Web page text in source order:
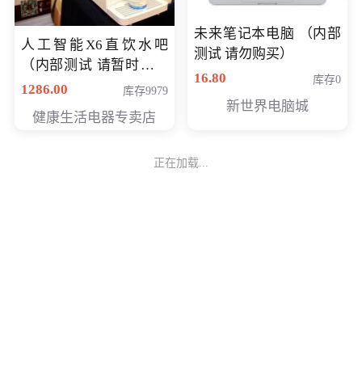
人工智能X6直饮水吧
（内部测试 请暂时不要
购买）
1286.00 库存9979
健康生活电器专卖店
未来笔记本电脑 （内部
测试 请勿购买）
16.80
库存0
新世界电脑城
正在加载...